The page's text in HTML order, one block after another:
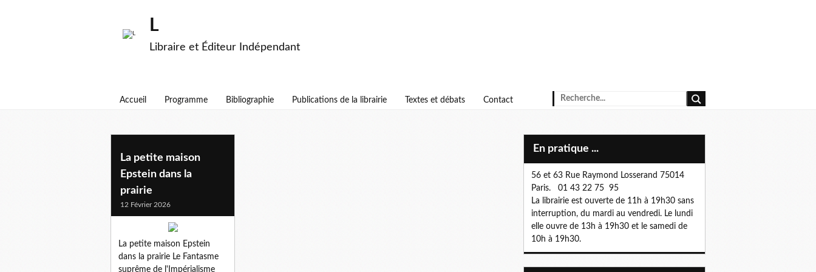
L
Libraire et Éditeur Indépendant
Accueil Programme Bibliographie Publications de la librairie Textes et débats Contact
epstein
La petite maison
Epstein dans la
prairie
12 Février 2026
La petite maison Epstein
dans la prairie Le Fantasme
suprême de l'Impérialisme
En pratique ...
56 et 63 Rue Raymond Losserand 75014
Paris. 01 43 22 75 95
La librairie est ouverte de 11h à 19h30 sans
interruption, du mardi au vendredi. Le lundi
elle ouvre de 13h à 19h30 et le samedi de
10h à 19h30.